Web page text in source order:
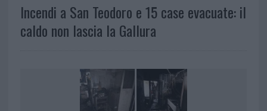
Incendi a San Teodoro e 15 case evacuate: il
caldo non lascia la Gallura